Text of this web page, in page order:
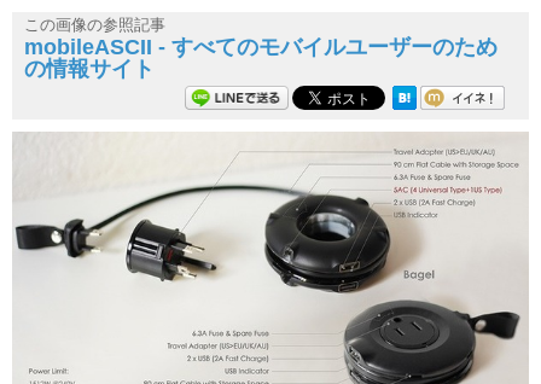
この画像の参照記事
mobileASCII - すべてのモバイルユーザーのため
の情報サイト